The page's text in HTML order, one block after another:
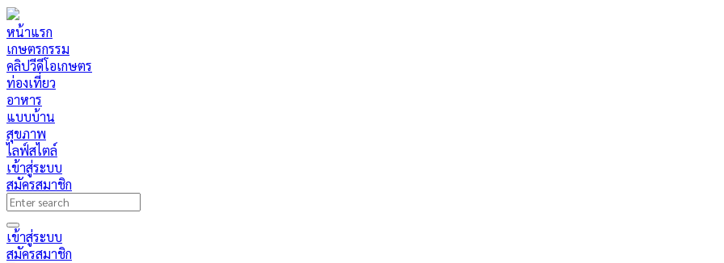
หน้าแรก
เกษตรกรรม
คลิปวีดีโอเกษตร
ท่องเที่ยว
อาหาร
แบบบ้าน
สุขภาพ
ไลฟ์สไตล์
เข้าสู่ระบบ
สมัครสมาชิก
เข้าสู่ระบบ
สมัครสมาชิก